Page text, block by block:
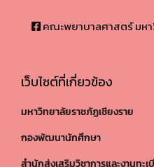
คณะพยาบาลศาสตร์ มหา
เว็บไซต์ที่เกี่ยวข้อง
มหาวิทยาลัยราชภัฏเชียงราย
กองพัฒนานักศึกษา
สำนักส่งเสริมวิชาการและงานทะเ